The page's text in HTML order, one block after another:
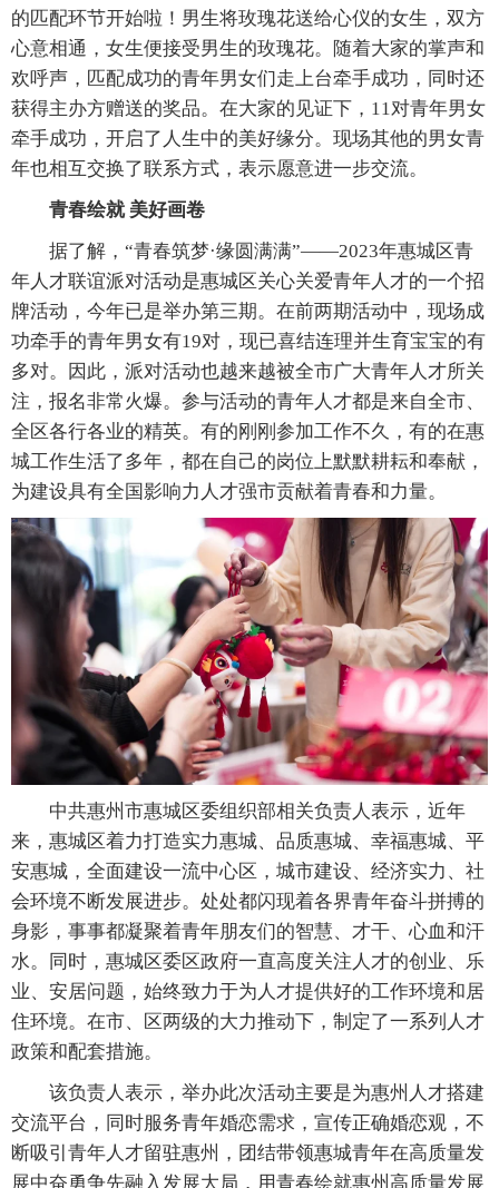
的匹配环节开始啦！男生将玫瑰花送给心仪的女生，双方
心意相通，女生便接受男生的玫瑰花。随着大家的掌声和
欢呼声，匹配成功的青年男女们走上台牵手成功，同时还
获得主办方赠送的奖品。在大家的见证下，11对青年男女
牵手成功，开启了人生中的美好缘分。现场其他的男女青
年也相互交换了联系方式，表示愿意进一步交流。
青春绘就 美好画卷
据了解，“青春筑梦·缘圆满满”——2023年惠城区青
年人才联谊派对活动是惠城区关心关爱青年人才的一个招
牌活动，今年已是举办第三期。在前两期活动中，现场成
功牵手的青年男女有19对，现已喜结连理并生育宝宝的有
多对。因此，派对活动也越来越被全市广大青年人才所关
注，报名非常火爆。参与活动的青年人才都是来自全市、
全区各行各业的精英。有的刚刚参加工作不久，有的在惠
城工作生活了多年，都在自己的岗位上默默耕耘和奉献，
为建设具有全国影响力人才强市贡献着青春和力量。
中共惠州市惠城区委组织部相关负责人表示，近年
来，惠城区着力打造实力惠城、品质惠城、幸福惠城、平
安惠城，全面建设一流中心区，城市建设、经济实力、社
会环境不断发展进步。处处都闪现着各界青年奋斗拼搏的
身影，事事都凝聚着青年朋友们的智慧、才干、心血和汗
水。同时，惠城区委区政府一直高度关注人才的创业、乐
业、安居问题，始终致力于为人才提供好的工作环境和居
住环境。在市、区两级的大力推动下，制定了一系列人才
政策和配套措施。
该负责人表示，举办此次活动主要是为惠州人才搭建
交流平台，同时服务青年婚恋需求，宣传正确婚恋观，不
断吸引青年人才留驻惠州，团结带领惠城青年在高质量发
展中奋勇争先融入发展大局，用青春绘就惠州高质量发展